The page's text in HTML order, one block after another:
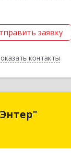
заявку
контакты
заявку
Назад
обл, Белово